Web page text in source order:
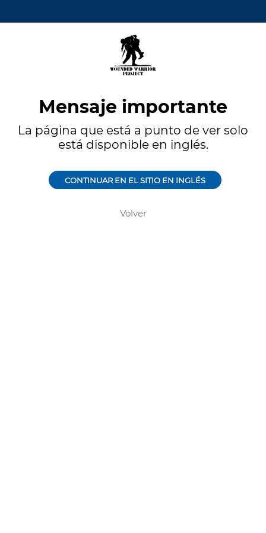
Mensaje importante
La página que está a punto de ver solo
está disponible en inglés.
CONTINUAR EN EL SITIO EN INGLÉS
Volver